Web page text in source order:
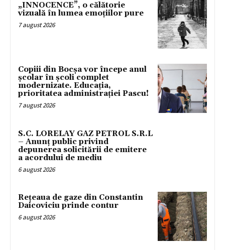
„INNOCENCE”, o călătorie
vizuală în lumea emoțiilor pure
7 august 2026
Copiii din Bocșa vor începe anul
școlar în școli complet
modernizate. Educația,
prioritatea administrației Pascu!
7 august 2026
S.C. LORELAY GAZ PETROL S.R.L
– Anunț public privind
depunerea solicitării de emitere
a acordului de mediu
6 august 2026
Rețeaua de gaze din Constantin
Daicoviciu prinde contur
6 august 2026